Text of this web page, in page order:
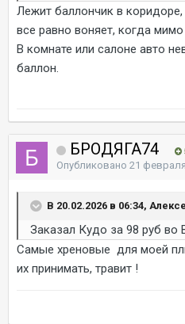
Лежит баллончик в
все равно воняет, когда мимо
В комнате или салоне авто
баллон.
БРОДЯГА74
Опубликовано 21 февраля
В 20.02.2026 в 06:34,
Заказал Кудо за 98 руб во
Самые хреновые для моей
их принимать, травит !